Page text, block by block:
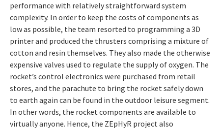
performance with relatively straightforward system
complexity. In order to keep the costs of components as
low as possible, the team resorted to programming a 3D
printer and produced the thrusters comprising a mixture of
cotton and resin themselves. They also made the otherwise
expensive valves used to regulate the supply of oxygen. The
rocket’s control electronics were purchased from retail
stores, and the parachute to bring the rocket safely down
to earth again can be found in the outdoor leisure segment.
In other words, the rocket components are available to
virtually anyone. Hence, the ZEpHyR project also